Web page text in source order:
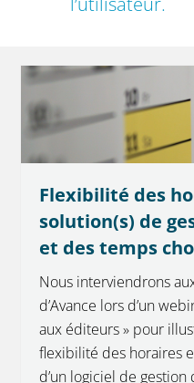
Flexibilité des
solution(s) de
et des temps
Nous interviendrons
d’Avance lors d’un
aux éditeurs » pour
flexibilité des horaires
d’un logiciel de